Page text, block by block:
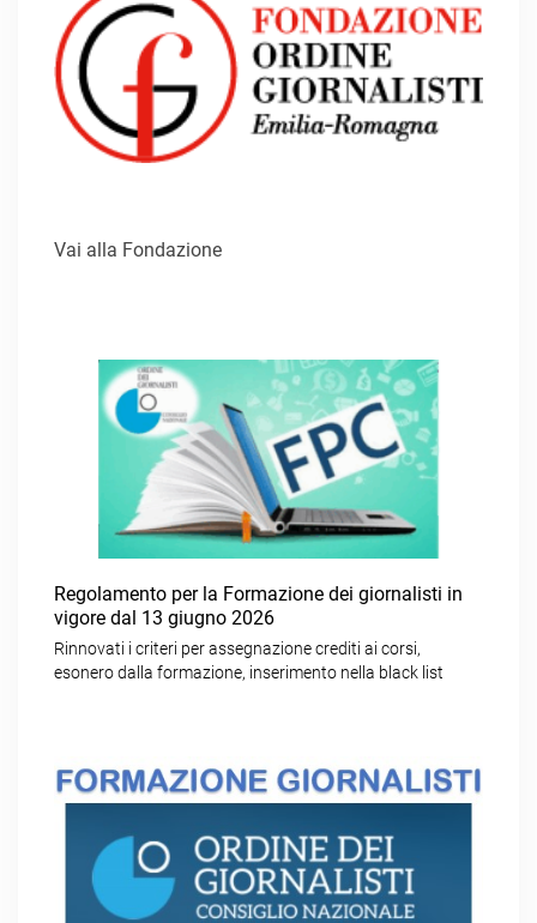
Vai alla Fondazione
Regolamento per la Formazione dei giornalisti in
vigore dal 13 giugno 2026
Rinnovati i criteri per assegnazione crediti ai corsi,
esonero dalla formazione, inserimento nella black list